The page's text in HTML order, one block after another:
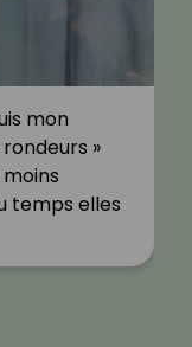
mon
»
temps elles